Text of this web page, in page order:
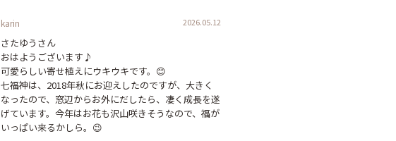
karin 2026.05.12
さたゆうさん
おはようございます♪
可愛らしい寄せ植えにウキウキです。😊
七福神は、2018年秋にお迎えしたのですが、大きく
なったので、窓辺からお外にだしたら、凄く成長を遂
げています。今年はお花も沢山咲きそうなので、福が
いっぱい来るかしら。😉